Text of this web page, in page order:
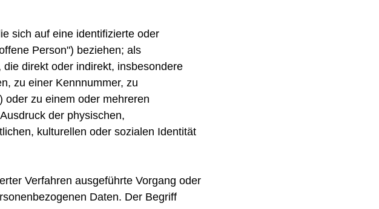
sich auf eine identifizierte oder
Person") beziehen; als
direkt oder indirekt, insbesondere
zu einer Kennnummer, zu
oder zu einem oder mehreren
der physischen,
kulturellen oder sozialen Identität
Verfahren ausgeführte Vorgang oder
Daten. Der Begriff